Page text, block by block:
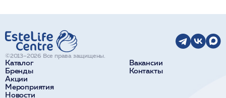
Каталог
Бренды
Акции
Мероприятия
Новости
Вакансии
Контакты
©2013–2026 Все права защищены.